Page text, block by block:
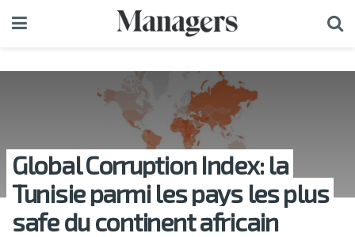
Global Corruption Index: la
Tunisie parmi les pays les plus
safe du continent africain